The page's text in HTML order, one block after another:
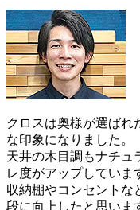
クロスは奥様が選ばれ
な印象になりました。
天井の木目調もナチュ
レ度がアップしていま
収納棚やコンセントな
段に向上したと思いま